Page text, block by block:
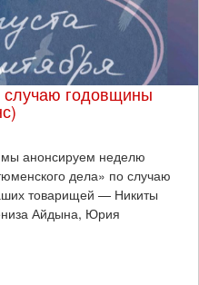
случаю годовщины
анонсируем неделю
дела» по случаю
товарищей — Никиты
Айдына, Юрия